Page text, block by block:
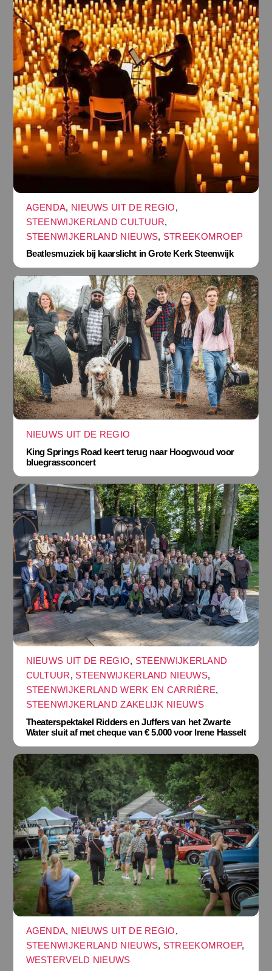
AGENDA, NIEUWS UIT DE REGIO,
STEENWIJKERLAND CULTUUR,
STEENWIJKERLAND NIEUWS, STREEKOMROEP
Beatlesmuziek bij kaarslicht in Grote Kerk Steenwijk
NIEUWS UIT DE REGIO
King Springs Road keert terug naar Hoogwoud voor
bluegrassconcert
NIEUWS UIT DE REGIO, STEENWIJKERLAND
CULTUUR, STEENWIJKERLAND NIEUWS,
STEENWIJKERLAND WERK EN CARRIÈRE,
STEENWIJKERLAND ZAKELIJK NIEUWS
Theaterspektakel Ridders en Juffers van het Zwarte
Water sluit af met cheque van € 5.000 voor Irene Hasselt
AGENDA, NIEUWS UIT DE REGIO,
STEENWIJKERLAND NIEUWS, STREEKOMROEP,
WESTERVELD NIEUWS